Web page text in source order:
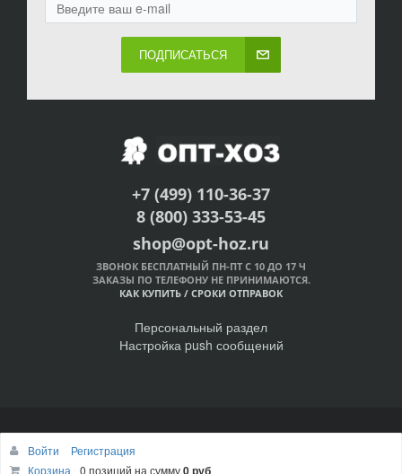
ПОДПИСАТЬСЯ
+7 (499) 110-36-37
8 (800) 333-53-45
shop@opt-hoz.ru
ЗВОНОК БЕСПЛАТНЫЙ ПН-ПТ С 10 ДО 17 Ч
ЗАКАЗЫ ПО ТЕЛЕФОНУ НЕ ПРИНИМАЮТСЯ.
КАК КУПИТЬ / СРОКИ ОТПРАВОК
Персональный раздел
Настройка push сообщений
© Интернет-магазин ОПТ-ХОЗ, 2011-2026
Войти
Регистрация
Корзина
0 позиций на сумму0 руб